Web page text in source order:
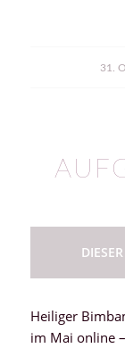
31.
Heiliger
im Mai online